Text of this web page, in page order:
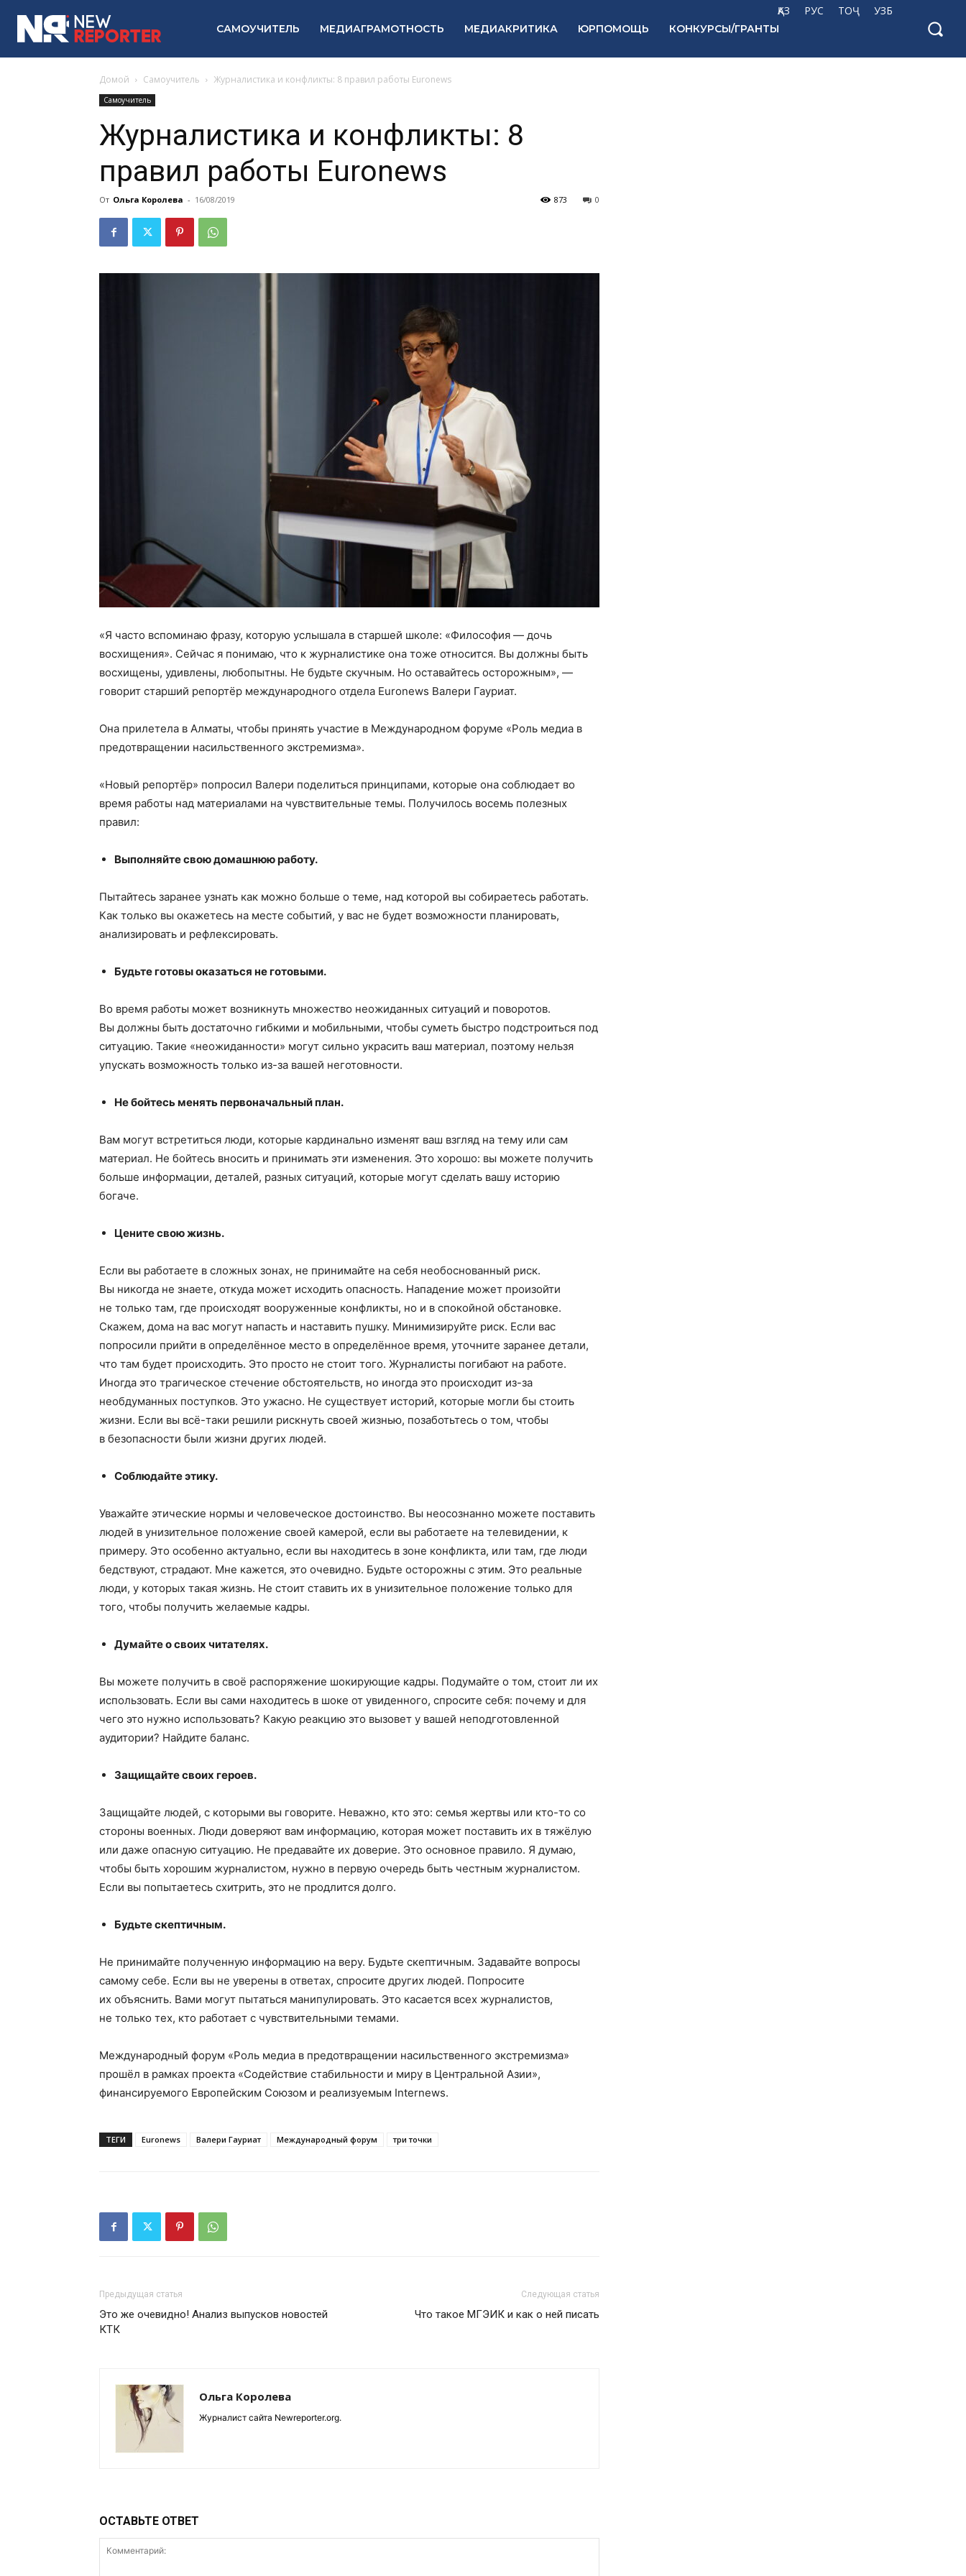
ҚАЗ РУС ТОҶ УЗБ
САМОУЧИТЕЛЬ МЕДИАГРАМОТНОСТЬ МЕДИАКРИТИКА ЮРПОМОЩЬ КОНКУРСЫ/ГРАНТЫ
Домой Самоучитель Журналистика и конфликты: 8 правил работы Euronews
Самоучитель
Журналистика и конфликты: 8
правил работы Euronews
От Ольга Королева - 16/08/2019 0
873
«Я часто вспоминаю фразу, которую услышала в старшей школе: «Философия — дочь
восхищения». Сейчас я понимаю, что к журналистике она тоже относится. Вы должны быть
восхищены, удивлены, любопытны. Не будьте скучным. Но оставайтесь осторожным», —
говорит старший репортёр международного отдела Euronews Валери Гауриат.
Она прилетела в Алматы, чтобы принять участие в Международном форуме «Роль медиа в
предотвращении насильственного экстремизма».
«Новый репортёр» попросил Валери поделиться принципами, которые она соблюдает во
время работы над материалами на чувствительные темы. Получилось восемь полезных
правил:
Выполняйте свою домашнюю работу.
Пытайтесь заранее узнать как можно больше о теме, над которой вы собираетесь работать.
Как только вы окажетесь на месте событий, у вас не будет возможности планировать,
анализировать и рефлексировать.
Будьте готовы оказаться не готовыми.
Во время работы может возникнуть множество неожиданных ситуаций и поворотов.
Вы должны быть достаточно гибкими и мобильными, чтобы суметь быстро подстроиться под
ситуацию. Такие «неожиданности» могут сильно украсить ваш материал, поэтому нельзя
упускать возможность только из-за вашей неготовности.
Не бойтесь менять первоначальный план.
Вам могут встретиться люди, которые кардинально изменят ваш взгляд на тему или сам
материал. Не бойтесь вносить и принимать эти изменения. Это хорошо: вы можете получить
больше информации, деталей, разных ситуаций, которые могут сделать вашу историю
богаче.
Цените свою жизнь.
Если вы работаете в сложных зонах, не принимайте на себя необоснованный риск.
Вы никогда не знаете, откуда может исходить опасность. Нападение может произойти
не только там, где происходят вооруженные конфликты, но и в спокойной обстановке.
Скажем, дома на вас могут напасть и наставить пушку. Минимизируйте риск. Если вас
попросили прийти в определённое место в определённое время, уточните заранее детали,
что там будет происходить. Это просто не стоит того. Журналисты погибают на работе.
Иногда это трагическое стечение обстоятельств, но иногда это происходит из-за
необдуманных поступков. Это ужасно. Не существует историй, которые могли бы стоить
жизни. Если вы всё-таки решили рискнуть своей жизнью, позаботьтесь о том, чтобы
в безопасности были жизни других людей.
Соблюдайте этику.
Уважайте этические нормы и человеческое достоинство. Вы неосознанно можете поставить
людей в унизительное положение своей камерой, если вы работаете на телевидении, к
примеру. Это особенно актуально, если вы находитесь в зоне конфликта, или там, где люди
бедствуют, страдают. Мне кажется, это очевидно. Будьте осторожны с этим. Это реальные
люди, у которых такая жизнь. Не стоит ставить их в унизительное положение только для
того, чтобы получить желаемые кадры.
Думайте о своих читателях.
Вы можете получить в своё распоряжение шокирующие кадры. Подумайте о том, стоит ли их
использовать. Если вы сами находитесь в шоке от увиденного, спросите себя: почему и для
чего это нужно использовать? Какую реакцию это вызовет у вашей неподготовленной
аудитории? Найдите баланс.
Защищайте своих героев.
Защищайте людей, с которыми вы говорите. Неважно, кто это: семья жертвы или кто-то со
стороны военных. Люди доверяют вам информацию, которая может поставить их в тяжёлую
или даже опасную ситуацию. Не предавайте их доверие. Это основное правило. Я думаю,
чтобы быть хорошим журналистом, нужно в первую очередь быть честным журналистом.
Если вы попытаетесь схитрить, это не продлится долго.
Будьте скептичным.
Не принимайте полученную информацию на веру. Будьте скептичным. Задавайте вопросы
самому себе. Если вы не уверены в ответах, спросите других людей. Попросите
их объяснить. Вами могут пытаться манипулировать. Это касается всех журналистов,
не только тех, кто работает с чувствительными темами.
Международный форум «Роль медиа в предотвращении насильственного экстремизма»
прошёл в рамках проекта «Содействие стабильности и миру в Центральной Азии»,
финансируемого Европейским Союзом и реализуемым Internews.
ТЕГИ Euronews Валери Гауриат Международный форум три точки
Предыдущая статья
Это же очевидно! Анализ выпусков новостей
КТК
Следующая статья
Что такое МГЭИК и как о ней писать
Ольга Королева
Журналист сайта Newreporter.org.
ОСТАВЬТЕ ОТВЕТ